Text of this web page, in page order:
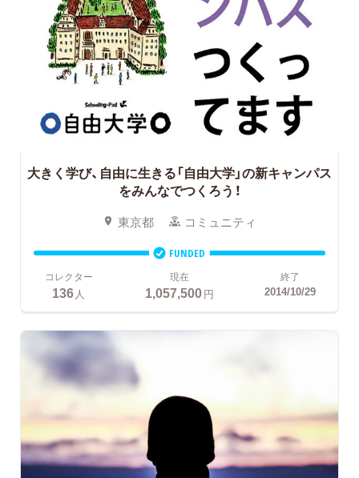
大きく学び、自由に生きる「自由大学」の新キャンパス
をみんなでつくろう！
東京都 コミュニティ
FUNDED
コレクター
136人
現在
1,057,500円
終了
2014/10/29